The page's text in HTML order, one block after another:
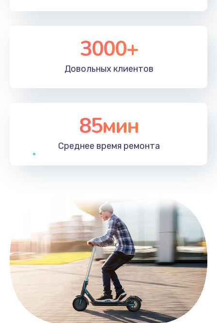
3000+
Довольных клиентов
85мин
Среднее время ремонта